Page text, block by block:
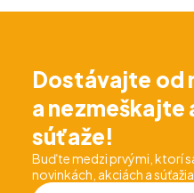
Dostávajte od
a nezmeškajte
súťaže!
Buďte medzi prvými, ktorí
novinkách, akciách a